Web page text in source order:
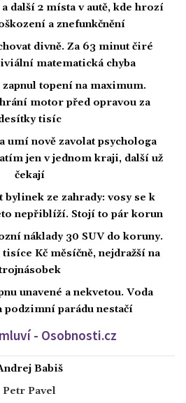
další 2 místa v autě, kde hrozí
a znefunkčnění
divně. Za 63 minut čiré
matematická chyba
zapnul topení na maximum.
motor před opravou za
tisíc
umí nově zavolat psychologa
jen v jednom kraji, další už
čekají
bylinek ze zahrady: vosy se k
nepřiblíží. Stojí to pár korun
náklady 30 SUV do koruny.
Kč měsíčně, nejdražší na
unavené a nekvetou. Voda
podzimní parádu nestačí
- Osobnosti.cz
Babiš
Petr Pavel